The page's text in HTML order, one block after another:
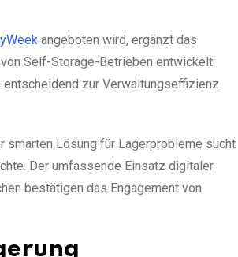
angeboten wird, ergänzt das
Self-Storage-Betrieben entwickelt
zur Verwaltungseffizienz
smarten Lösung für Lagerprobleme sucht
Der umfassende Einsatz digitaler
bestätigen das Engagement von